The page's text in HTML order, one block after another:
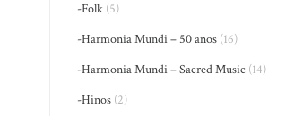
-Folk (5)
-Harmonia Mundi – 50 anos (16)
-Harmonia Mundi – Sacred Music (14)
-Hinos (2)